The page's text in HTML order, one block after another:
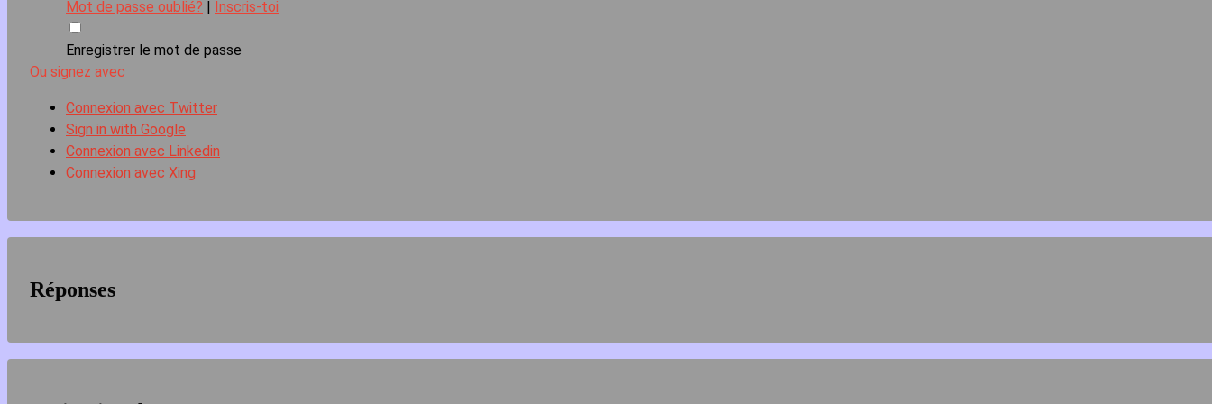
Mot de passe oublié? Inscris-toi
Enregistrer le mot de passe
Ou signez avec
Connexion avec Twitter
Sign in with Google
Connexion avec Linkedin
Connexion avec Xing
Réponses